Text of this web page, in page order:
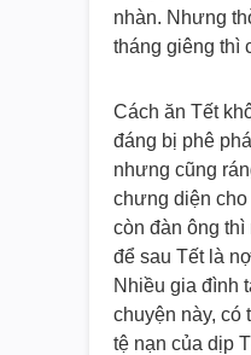
nhàn. Nhưng
tháng giêng thì
Cách ăn Tết
đáng bị phê
nhưng cũng
chưng diện cho
còn đàn ông
để sau Tết là
Nhiều gia đình
chuyện này, có
tệ nạn của dịp